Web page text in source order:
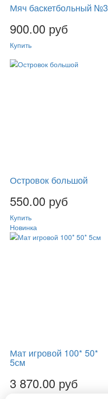
Мяч баскетбольный №3
900.00 руб
Купить
Островок большой
550.00 руб
Купить
Новинка
Мат игровой 100* 50*
5см
3 870.00 руб